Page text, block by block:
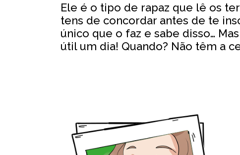
Ele é o tipo de rapaz que lê os
tens de concordar antes de te
único que o faz e sabe disso…
útil um dia! Quando? Não têm a